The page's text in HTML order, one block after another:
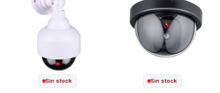
Sin stock Sin stock